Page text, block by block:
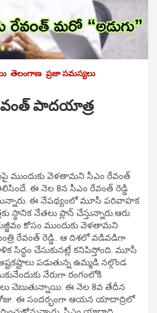
తెలంగాణ ప్రజా సమస్యలు
పాదయాత్ర
ముందుకు వెళతామని సీఎం రేవంత్
ఈ నెల 8న సీఎం రేవంత్ రెడ్డి
ఈ నేపథ్యంలో మూసీ పరివాహక
నేతలు ప్లాన్ చేస్తున్నారు.ఆరు
కోసం ముందుకు వెళతామని
రేవంత్ రెడ్డి.. ఆ దిశలో వడివడిగా
సిద్ధం చేసుకునట్లే కనిపిస్తోంది. మూసీ
పడుతున్న ఉమ్మడి నల్గొండ
నేరుగా రంగంలోకి
చెబుతున్నాయి. ఈ నెల 8వ తేదీన
రోజు. ఈ సందర్భంగా ఆయన యాదాద్రిలో